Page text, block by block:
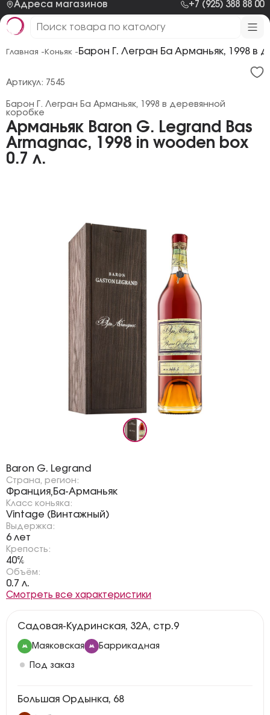
Адреса магазинов +7 (925) 388 88 00
Главная - Коньяк - Барон Г. Легран Ба Арманьяк, 1998 в
Арманьяк Baron G. Legrand Bas
Armagnac, 1998 in wooden box
0.7 л.
Барон Г. Легран Ба Арманьяк, 1998 в деревянной
коробке
Артикул: 7545
Baron G. Legrand
Страна, регион:
Франция,Ба-Арманьяк
Класс коньяка:
Vintage (Винтажный)
Выдержка:
6 лет
Крепость:
40%
Объём:
0.7 л.
Смотреть все характеристики
Садовая-Кудринская, 32А, стр.9
Маяковская Баррикадная
Под заказ
Большая Ордынка, 68